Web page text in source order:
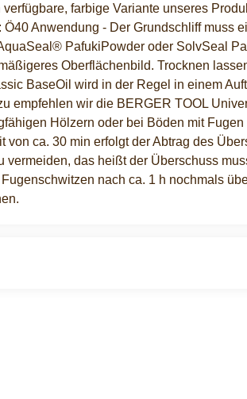
farbige Variante unseres
Anwendung - Der Grundschliff
PafukiPowder oder SolvSeal
Oberflächenbild. Trocknen
BaseOil wird in der Regel in einem
empfehlen wir die BERGER TOOL
Hölzern oder bei Böden mit
ca. 30 min erfolgt der Abtrag des
das heißt der Überschuss
nach ca. 1 h nochmals